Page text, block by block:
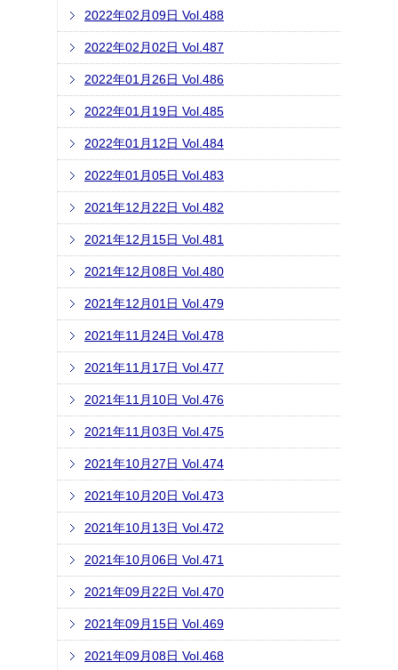
2022年02月09日 Vol.488
2022年02月02日 Vol.487
2022年01月26日 Vol.486
2022年01月19日 Vol.485
2022年01月12日 Vol.484
2022年01月05日 Vol.483
2021年12月22日 Vol.482
2021年12月15日 Vol.481
2021年12月08日 Vol.480
2021年12月01日 Vol.479
2021年11月24日 Vol.478
2021年11月17日 Vol.477
2021年11月10日 Vol.476
2021年11月03日 Vol.475
2021年10月27日 Vol.474
2021年10月20日 Vol.473
2021年10月13日 Vol.472
2021年10月06日 Vol.471
2021年09月22日 Vol.470
2021年09月15日 Vol.469
2021年09月08日 Vol.468